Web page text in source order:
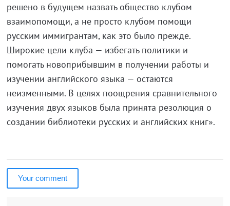
решено в будущем назвать общество клубом
взаимопомощи, а не просто клубом помощи
русским иммигрантам, как это было прежде.
Широкие цели клуба — избегать политики и
помогать новоприбывшим в получении работы и
изучении английского языка — остаются
неизменными. В целях поощрения сравнительного
изучения двух языков была принята резолюция о
создании библиотеки русских и английских книг».
Your comment